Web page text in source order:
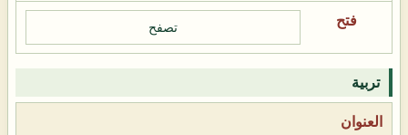
تصفح
تربية